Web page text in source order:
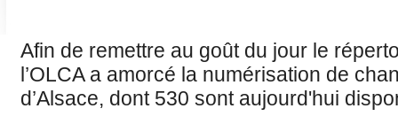
Afin de remettre au goût du jour le
l’OLCA a amorcé la numérisation de
d’Alsace, dont 530 sont aujourd'hui